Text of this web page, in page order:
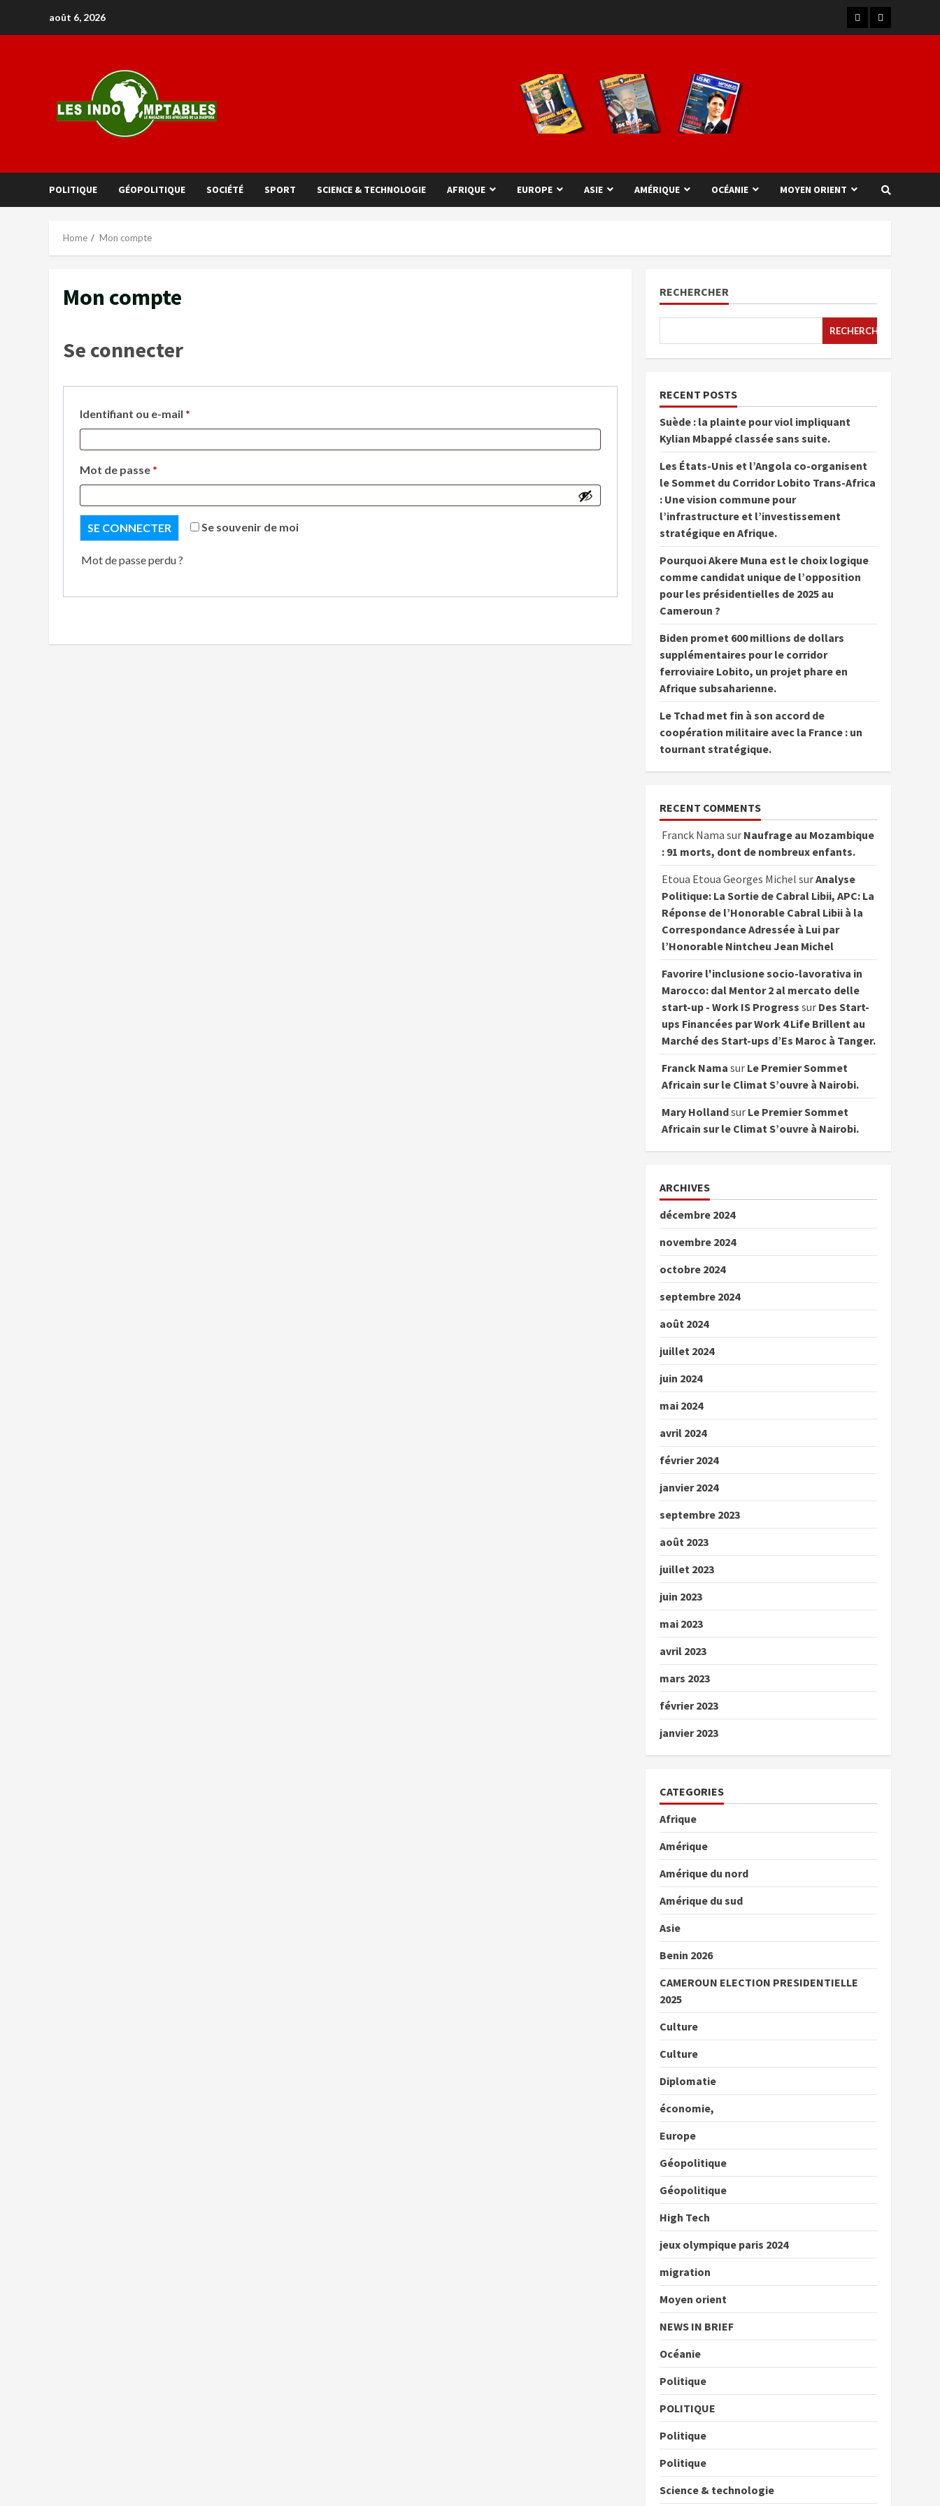
août 6, 2026
POLITIQUE GÉOPOLITIQUE SOCIÉTÉ SPORT SCIENCE & TECHNOLOGIE AFRIQUE EUROPE ASIE AMÉRIQUE OCÉANIE MOYEN ORIENT
Home Mon compte
Mon compte
Se connecter
Identifiant ou e-mail *
Mot de passe *
Se souvenir de moi
SE CONNECTER
Mot de passe perdu ?
RECHERCHER
RECHERCHER
RECENT POSTS
Suède : la plainte pour viol impliquant
Kylian Mbappé classée sans suite.
Les États-Unis et l’Angola co-organisent
le Sommet du Corridor Lobito Trans-Africa
: Une vision commune pour
l’infrastructure et l’investissement
stratégique en Afrique.
Pourquoi Akere Muna est le choix logique
comme candidat unique de l’opposition
pour les présidentielles de 2025 au
Cameroun ?
Biden promet 600 millions de dollars
supplémentaires pour le corridor
ferroviaire Lobito, un projet phare en
Afrique subsaharienne.
Le Tchad met fin à son accord de
coopération militaire avec la France : un
tournant stratégique.
RECENT COMMENTS
Franck Nama sur Naufrage au Mozambique
: 91 morts, dont de nombreux enfants.
Etoua Etoua Georges Michel surAnalyse
Politique: La Sortie de Cabral Libii, APC: La
Réponse de l’Honorable Cabral Libii à la
Correspondance Adressée à Lui par
l’Honorable Nintcheu Jean Michel
Favorire l'inclusione socio-lavorativa in
Marocco: dal Mentor 2 al mercato delle
start-up - Work IS Progress sur Des Start-
ups Financées par Work 4 Life Brillent au
Marché des Start-ups d’Es Maroc à Tanger.
Franck Nama sur Le Premier Sommet
Africain sur le Climat S’ouvre à Nairobi.
Mary Hollandsur Le Premier Sommet
Africain sur le Climat S’ouvre à Nairobi.
ARCHIVES
décembre 2024
novembre 2024
octobre 2024
septembre 2024
août 2024
juillet 2024
juin 2024
mai 2024
avril 2024
février 2024
janvier 2024
septembre 2023
août 2023
juillet 2023
juin 2023
mai 2023
avril 2023
mars 2023
février 2023
janvier 2023
CATEGORIES
Afrique
Amérique
Amérique du nord
Amérique du sud
Asie
Benin 2026
CAMEROUN ELECTION PRESIDENTIELLE
2025
Culture
Culture
Diplomatie
économie,
Europe
Géopolitique
Géopolitique
High Tech
jeux olympique paris 2024
migration
Moyen orient
NEWS IN BRIEF
Océanie
Politique
POLITIQUE
Politique
Politique
Science & technologie